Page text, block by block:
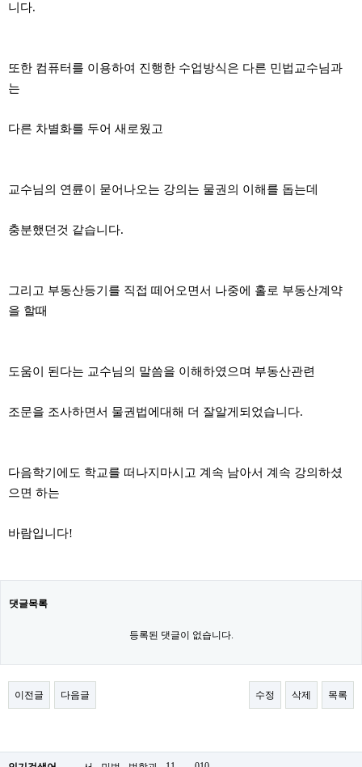
니다.
또한 컴퓨터를 이용하여 진행한 수업방식은 다른 민법교수님과
는
다른 차별화를 두어 새로웠고
교수님의 연륜이 묻어나오는 강의는 물권의 이해를 돕는데
충분했던것 같습니다.
그리고 부동산등기를 직접 떼어오면서 나중에 홀로 부동산계약
을 할때
도움이 된다는 교수님의 말씀을 이해하였으며 부동산관련
조문을 조사하면서 물권법에대해 더 잘알게되었습니다.
다음학기에도 학교를 떠나지마시고 계속 남아서 계속 강의하셨
으면 하는
바람입니다!
댓글목록
등록된 댓글이 없습니다.
이전글 다음글 수정 삭제 목록